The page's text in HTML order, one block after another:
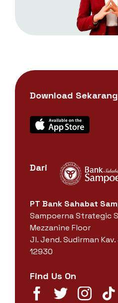
Download Sekarang
Dari
PT Bank Sahabat
Sampoerna Strategic
Mezzanine Floor
Jl. Jend. Sudirman
12930
Find Us On